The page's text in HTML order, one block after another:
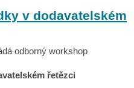
v dodavatelském
odborný workshop
řetězci